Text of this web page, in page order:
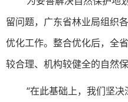
留问题，广东省林业局组织
优化工作。整合优化后，全
较合理、机构较健全的自然
“在此基础上，我们坚决